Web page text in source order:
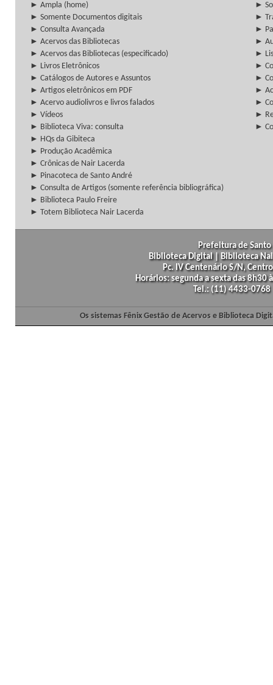
► Ampla (home)
►
► Somente Documentos digitais
►
► Consulta Avançada
►
► Acervos das Bibliotecas
►
► Acervos das Bibliotecas (especificado)
►
► Livros Eletrônicos
►
► Catálogos de Autores e Assuntos
►
► Artigos eletrônicos em PDF
►
► Acervo audiolivros e livros falados
►
► Vídeos
►
► Biblioteca Viva: consulta
►
► HQs da Gibiteca
► Produção Acadêmica
► Crônicas de Nair Lacerda
► Pinacoteca de Santo André
► Consulta de Artigos (somente referência bibliográfica)
► Biblioteca Paulo Freire
► Totem Biblioteca Nair Lacerda
Prefeitura de
Biblioteca Digital | Biblioteca
Pc. IV Centenário S/N,
Horários: segunda a sexta das
Tel.: (11) 4433-
Os sistemas Fênix Gestão de Acervos e Biblioteca